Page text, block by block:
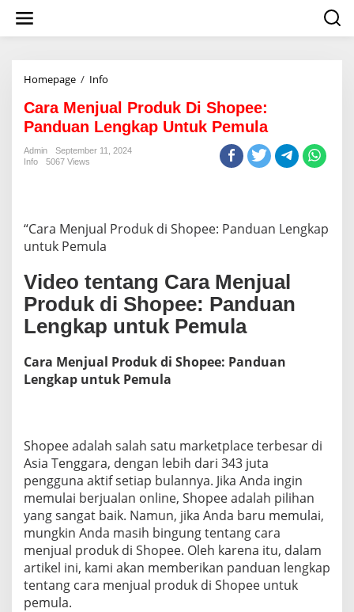
i
Homepage / Info
r
a
M
e
P
d
u
D
h
o
P
a
n
d
u
a
n
L
e
g
Cara Menjual Produk Di Shopee:
Panduan Lengkap Untuk Pemula
Admin
September 11, 2024
Info
5067 Views
“Cara Menjual Produk di Shopee: Panduan Lengkap
untuk Pemula
Video tentang Cara Menjual
Produk di Shopee: Panduan
Lengkap untuk Pemula
Cara Menjual Produk di Shopee: Panduan
Lengkap untuk Pemula
Shopee adalah salah satu marketplace terbesar di
Asia Tenggara, dengan lebih dari 343 juta
pengguna aktif setiap bulannya. Jika Anda ingin
memulai berjualan online, Shopee adalah pilihan
yang sangat baik. Namun, jika Anda baru memulai,
mungkin Anda masih bingung tentang cara
menjual produk di Shopee. Oleh karena itu, dalam
artikel ini, kami akan memberikan panduan lengkap
tentang cara menjual produk di Shopee untuk
pemula.